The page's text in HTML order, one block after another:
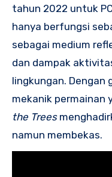
tahun 2022 untuk
hanya berfungsi
sebagai medium
dan dampak
lingkungan. Dengan
mekanik permainan
the Trees
namun membekas.